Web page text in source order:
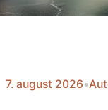
7. august 2026•